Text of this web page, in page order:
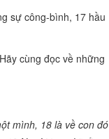
sự công-bình, 17 hầu
cùng đọc về những
mình, 18 là về con đó